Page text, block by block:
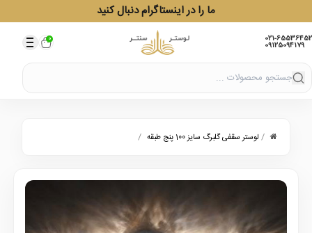
ما را در اینستاگرام دنبال کنید
021-65536452
09125094179
0
/ لوستر سقفی گلبرگ سایز 100 پنج طبقه /